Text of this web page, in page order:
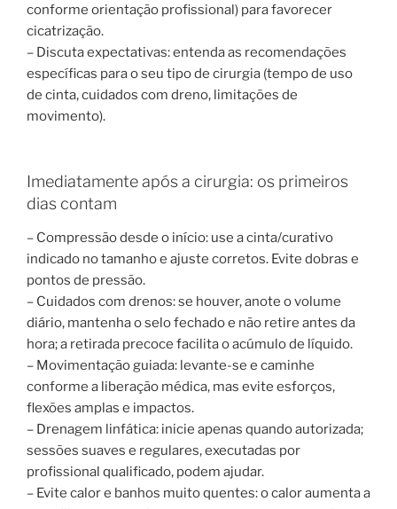
conforme orientação profissional) para favorecer
cicatrização.
– Discuta expectativas: entenda as recomendações
específicas para o seu tipo de cirurgia (tempo de uso
de cinta, cuidados com dreno, limitações de
movimento).
Imediatamente após a cirurgia: os primeiros
dias contam
– Compressão desde o início: use a cinta/curativo
indicado no tamanho e ajuste corretos. Evite dobras e
pontos de pressão.
– Cuidados com drenos: se houver, anote o volume
diário, mantenha o selo fechado e não retire antes da
hora; a retirada precoce facilita o acúmulo de líquido.
– Movimentação guiada: levante-se e caminhe
conforme a liberação médica, mas evite esforços,
flexões amplas e impactos.
– Drenagem linfática: inicie apenas quando autorizada;
sessões suaves e regulares, executadas por
profissional qualificado, podem ajudar.
– Evite calor e banhos muito quentes: o calor aumenta a